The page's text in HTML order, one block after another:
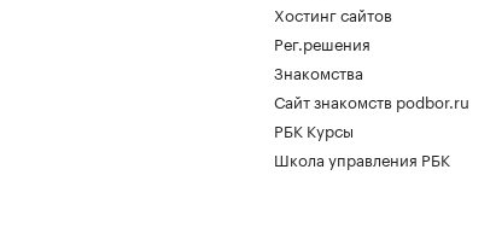
Хостинг сайтов
Рег.решения
Знакомства
Сайт знакомств podbor.ru
РБК Курсы
Школа управления РБК